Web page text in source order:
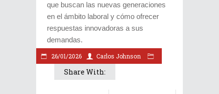
26/01/2026 Carlos Johnson
que buscan las nuevas generaciones
en el ámbito laboral y cómo ofrecer
respuestas innovadoras a sus
demandas.
Share With: